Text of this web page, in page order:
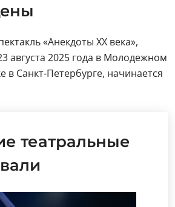
«Анекдоты XX века»,
августа 2025 года в Молодежном
в Санкт-Петербурге, начинается
театральные